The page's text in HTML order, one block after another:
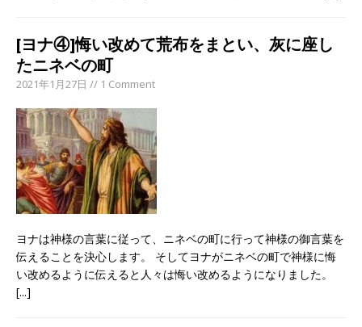
[ヨナ④]悔い改めて荒布をまとい、灰に座し
たニネベの町
2021年1月27日 // 1 Comment
ヨナは神様の言葉に従って、ニネベの町に行って神様の御言葉を
伝えることを決心します。 そしてヨナがニネベの町で神様に悔
い改めるように伝えると人々は悔い改めるようになりました。
[...]